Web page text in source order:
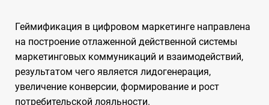
Геймификация в цифровом маркетинге направлена
на построение отлаженной действенной системы
маркетинговых коммуникаций и взаимодействий,
результатом чего является лидогенерация,
увеличение конверсии, формирование и рост
потребительской лояльности.